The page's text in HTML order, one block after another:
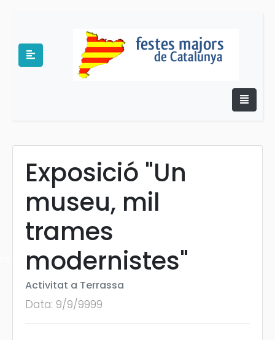
Exposició "Un
museu, mil
trames
modernistes"
Activitat a Terrassa
Data: 9/9/9999